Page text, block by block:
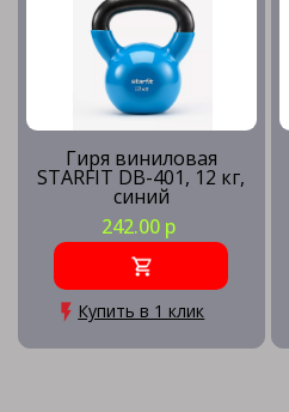
Гиря виниловая
STARFIT DB-401, 12 кг,
синий
242.00 р
Купить в 1 клик